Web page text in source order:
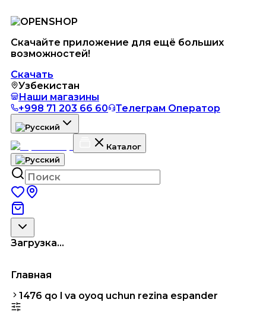
Скачайте приложение для ещё больших
возможностей!
Скачать
Узбекистан
Наши магазины
+998 71 203 66 60
Телеграм Оператор
Каталог
Загрузка...
Главная
1476 qo l va oyoq uchun rezina espander